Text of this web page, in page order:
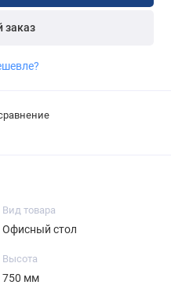
заказ
Вид товара
Офисный стол
Высота
750 мм